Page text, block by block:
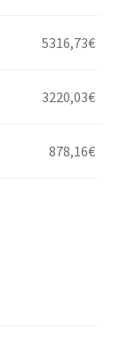
5316,73€
3220,03€
878,16€